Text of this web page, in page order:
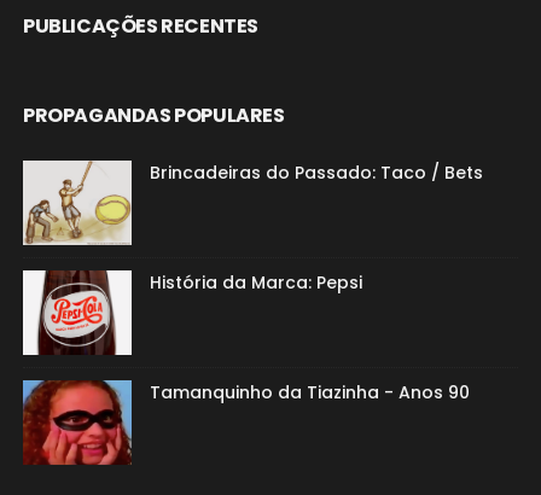
PUBLICAÇÕES RECENTES
PROPAGANDAS POPULARES
Brincadeiras do Passado: Taco / Bets
História da Marca: Pepsi
Tamanquinho da Tiazinha - Anos 90